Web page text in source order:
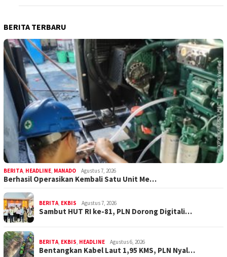
BERITA TERBARU
BERITA, HEADLINE, MANADO Agustus 7, 2026
Berhasil Operasikan Kembali Satu Unit Me…
BERITA, EKBIS Agustus 7, 2026
Sambut HUT RI ke-81, PLN Dorong Digitali…
BERITA, EKBIS, HEADLINE Agustus 6, 2026
Bentangkan Kabel Laut 1,95 KMS, PLN Nyal…